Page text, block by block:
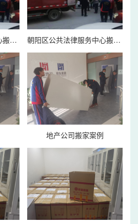
朝阳区公共法律服务中心搬家案例 朝阳区公共法律服务中心搬家案例
地产公司搬家案例